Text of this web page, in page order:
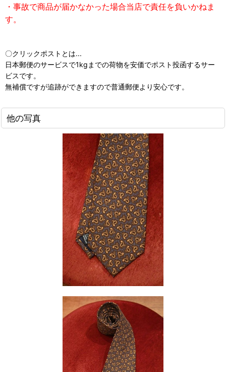
・事故で商品が届かなかった場合当店で責任を負いかねま
す。
〇クリックポストとは...
日本郵便のサービスで1kgまでの荷物を安価でポスト投函するサー
ビスです。
無補償ですが追跡ができますので普通郵便より安心です。
他の写真